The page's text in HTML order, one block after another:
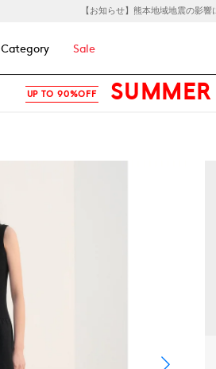
【お知らせ】熊本地域地震の影
Category Sale
UP TO 90%OFF